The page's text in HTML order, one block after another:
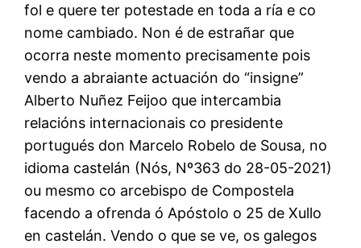
fol e quere ter potestade en toda a ría e co
nome cambiado. Non é de estrañar que
ocorra neste momento precisamente pois
vendo a abraiante actuación do “insigne”
Alberto Nuñez Feijoo que intercambia
relacións internacionais co presidente
portugués don Marcelo Robelo de Sousa, no
idioma castelán (Nós, Nº363 do 28-05-2021)
ou mesmo co arcebispo de Compostela
facendo a ofrenda ó Apóstolo o 25 de Xullo
en castelán. Vendo o que se ve, os galegos